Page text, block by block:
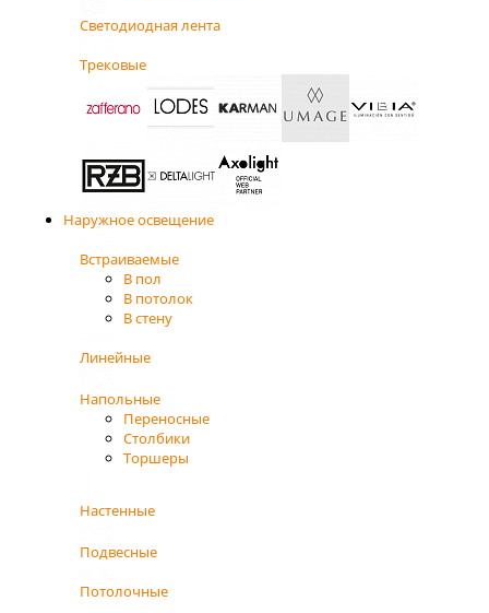
Светодиодная лента
Трековые
Наружное освещение
Встраиваемые
В пол
В потолок
В стену
Линейные
Напольные
Переносные
Столбики
Торшеры
Настенные
Подвесные
Потолочные